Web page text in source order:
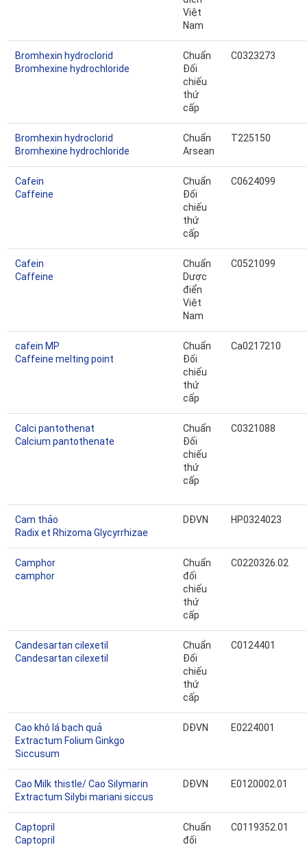
Việt
Nam
Bromhexin hydroclorid
Bromhexine hydrochloride
Chuẩn
Đối
chiếu
thứ
cấp
C0323273
Bromhexin hydroclorid
Bromhexine hydrochloride
Chuẩn
Arsean
T225150
Cafein
Caffeine
Chuẩn
Đối
chiếu
thứ
cấp
C0624099
Cafein
Caffeine
Chuẩn
Dược
điển
Việt
Nam
C0521099
cafein MP
Caffeine melting point
Chuẩn
Đối
chiếu
thứ
cấp
Ca0217210
Calci pantothenat
Calcium pantothenate
Chuẩn
Đối
chiếu
thứ
cấp
C0321088
Cam thảo
Radix et Rhizoma Glycyrrhizae
DĐVN HP0324023
Camphor
camphor
Chuẩn
đối
chiếu
thứ
cấp
C0220326.02
Candesartan cilexetil
Candesartan cilexetil
Chuẩn
Đối
chiếu
thứ
cấp
C0124401
Cao khô lá bạch quả
Extractum Folium Ginkgo
Siccusum
DĐVN E0224001
Cao Milk thistle/ Cao Silymarin
Extractum Silybi mariani siccus
DĐVN E0120002.01
Captopril
Captopril
Chuẩn
đối
C0119352.01